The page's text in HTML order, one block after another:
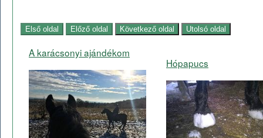
A karácsonyi ajándékom
Hópapucs